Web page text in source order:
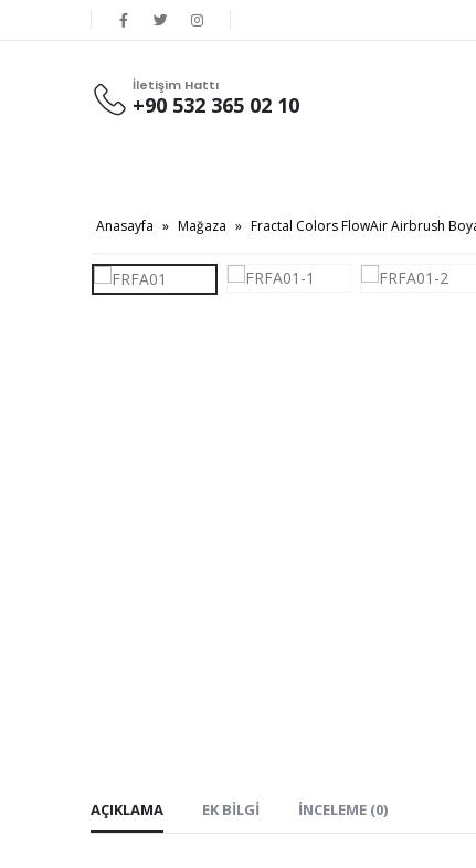
İletişim Hattı
+90 532 365 02 10
Anasayfa » Mağaza » Fractal Colors FlowAir Airbrush
AÇIKLAMA EK BILGI İNCELEME (0)